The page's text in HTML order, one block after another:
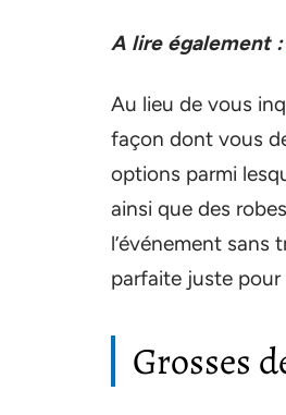
A lire également :
Au lieu de vous
façon dont vous
options parmi
ainsi que des
l’événement
parfaite juste pour
Grosses